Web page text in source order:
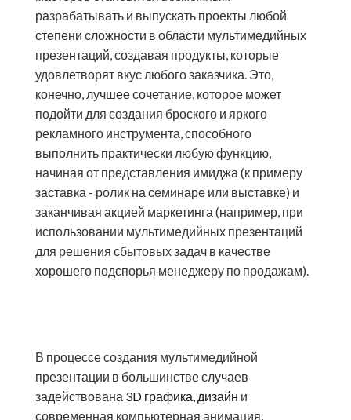
разрабатывать и выпускать проекты любой
степени сложности в области мультимедийных
презентаций, создавая продукты, которые
удовлетворят вкус любого заказчика. Это,
конечно, лучшее сочетание, которое может
подойти для создания броского и яркого
рекламного инструмента, способного
выполнить практически любую функцию,
начиная от представления имиджа (к примеру
заставка - ролик на семинаре или выставке) и
заканчивая акцией маркетинга (например, при
использовании мультимедийных презентаций
для решения сбытовых задач в качестве
хорошего подспорья менеджеру по продажам).
В процессе создания мультимедийной
презентации в большинстве случаев
задействована 3D графика, дизайн и
современная компьютерная анимация,